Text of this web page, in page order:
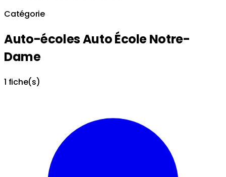
Catégorie
Auto-écoles Auto École Notre-
Dame
1 fiche(s)